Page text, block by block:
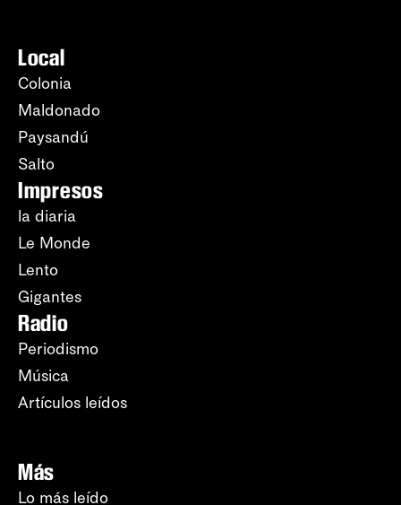
Local
Colonia
Maldonado
Paysandú
Salto
Impresos
la diaria
Le Monde
Lento
Gigantes
Radio
Periodismo
Música
Artículos leídos
Más
Lo más leído